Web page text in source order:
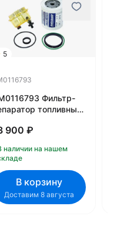
5
Фильтр-
топливный
900 ₽
наличии на нашем
В корзину
Доставим 8 августа